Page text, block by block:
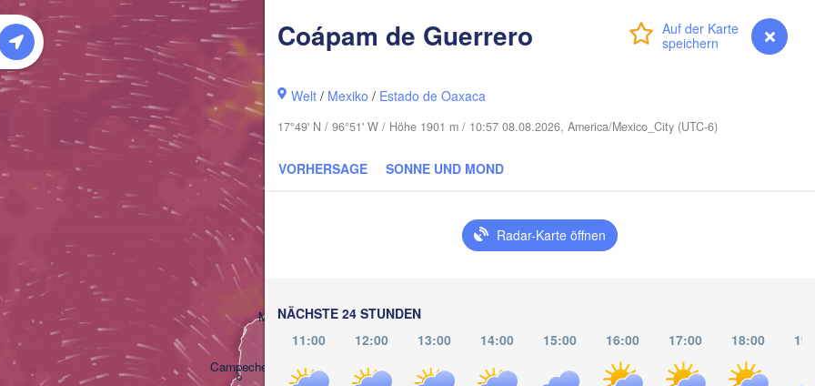
Anmelden myVentusky Vorhersage
Coápam de Guerrero
Welt / Mexiko / Estado de Oaxaca
17°49' N / 96°51' W / Höhe 1901 m / 10:57 08.08.2026, America/Mexico_City (UTC-6)
VORHERSAGE SONNE UND MOND
Radar-Karte öffnen
NÄCHSTE 24 STUNDEN
11:00
12:00 13:00 14:00 15:00 16:00 17:00 18:00
Campeche
La Habana
Port Saint Lucie
Pinar del Río
Mérida Cancún